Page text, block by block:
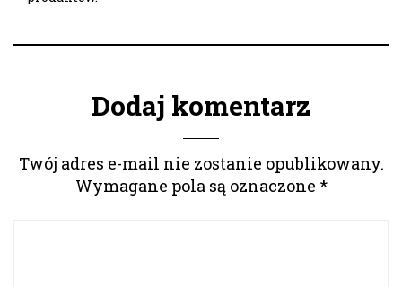
Dodaj komentarz
Twój adres e-mail nie zostanie opublikowany.
Wymagane pola są oznaczone *